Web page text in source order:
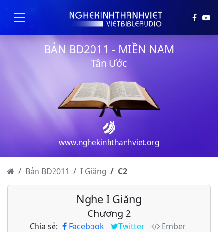
BẢN BD2011 - MIỀN NAM
Tân Ước
www.nghekinhthanhviet.org
Bản BD2011 I Giăng C2
Nghe I Giăng
Chương 2
Chia sẻ: Facebook Twitter
Ember